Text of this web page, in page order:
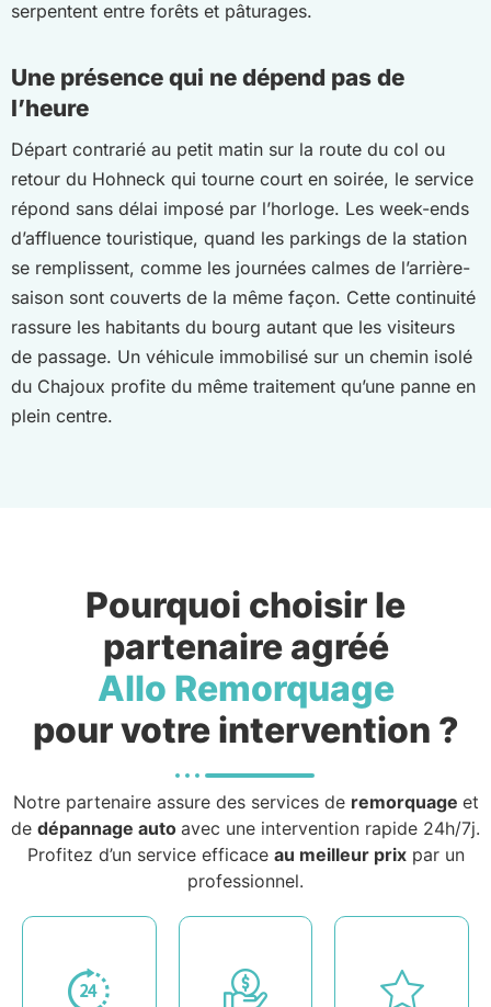
serpentent entre forêts et pâturages.
Une présence qui ne dépend pas de
l’heure
Départ contrarié au petit matin sur la route du col ou
retour du Hohneck qui tourne court en soirée, le service
répond sans délai imposé par l’horloge. Les week-ends
d’affluence touristique, quand les parkings de la station
se remplissent, comme les journées calmes de l’arrière-
saison sont couverts de la même façon. Cette continuité
rassure les habitants du bourg autant que les visiteurs
de passage. Un véhicule immobilisé sur un chemin isolé
du Chajoux profite du même traitement qu’une panne en
plein centre.
Pourquoi choisir le
partenaire agréé
Allo Remorquage
pour votre intervention ?
Notre partenaire assure des services de remorquage et
de dépannage auto avec une intervention rapide 24h/7j.
Profitez d’un service efficace au meilleur prixpar un
professionnel.